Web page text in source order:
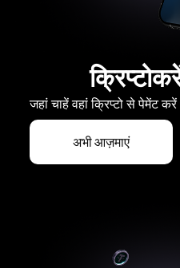
जहां चाहें वहां क्रिप्टो से पेमेंट
अभी आज़माएं